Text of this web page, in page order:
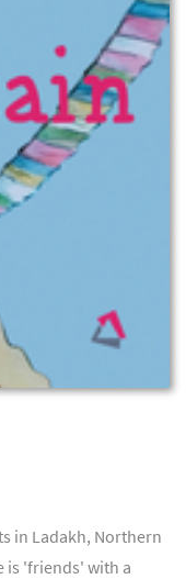
in Ladakh, Northern
is 'friends' with a